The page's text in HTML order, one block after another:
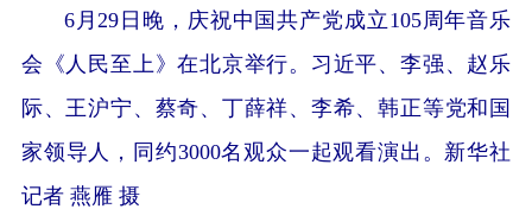
6月29日晚，庆祝中国共产党成立105周年音乐
会《人民至上》在北京举行。习近平、李强、赵乐
际、王沪宁、蔡奇、丁薛祥、李希、韩正等党和国
家领导人，同约3000名观众一起观看演出。新华社
记者 燕雁 摄